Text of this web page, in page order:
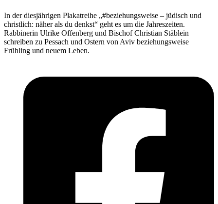
In der diesjährigen Plakatreihe „#beziehungsweise – jüdisch und
christlich: näher als du denkst“ geht es um die Jahreszeiten.
Rabbinerin Ulrike Offenberg und Bischof Christian Stäblein
schreiben zu Pessach und Ostern von Aviv beziehungsweise
Frühling und neuem Leben.